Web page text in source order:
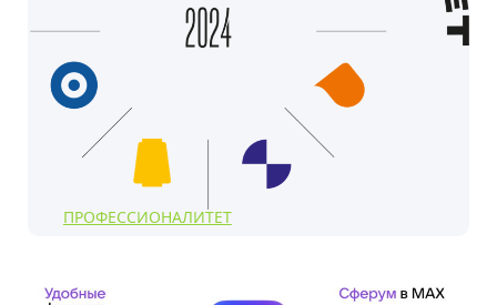
ПРОФЕССИОНАЛИТЕТ